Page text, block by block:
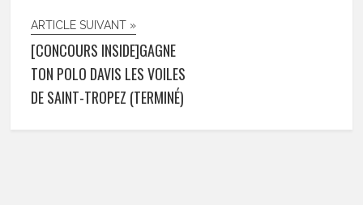
ARTICLE SUIVANT »
[CONCOURS INSIDE]GAGNE
TON POLO DAVIS LES VOILES
DE SAINT-TROPEZ (TERMINÉ)